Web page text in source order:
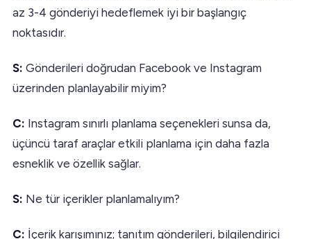
az 3-4 gönderiyi hedeflemek iyi bir başlangıç
noktasıdır.
S: Gönderileri doğrudan Facebook ve Instagram
üzerinden planlayabilir miyim?
C: Instagram sınırlı planlama seçenekleri sunsa da,
üçüncü taraf araçlar etkili planlama için daha fazla
esneklik ve özellik sağlar.
S: Ne tür içerikler planlamalıyım?
C: İçerik karışımınız; tanıtım gönderileri, bilgilendirici